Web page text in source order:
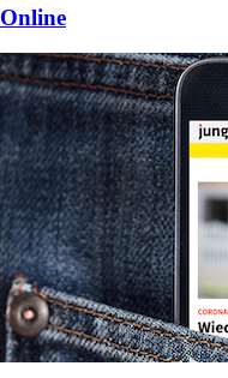
Online